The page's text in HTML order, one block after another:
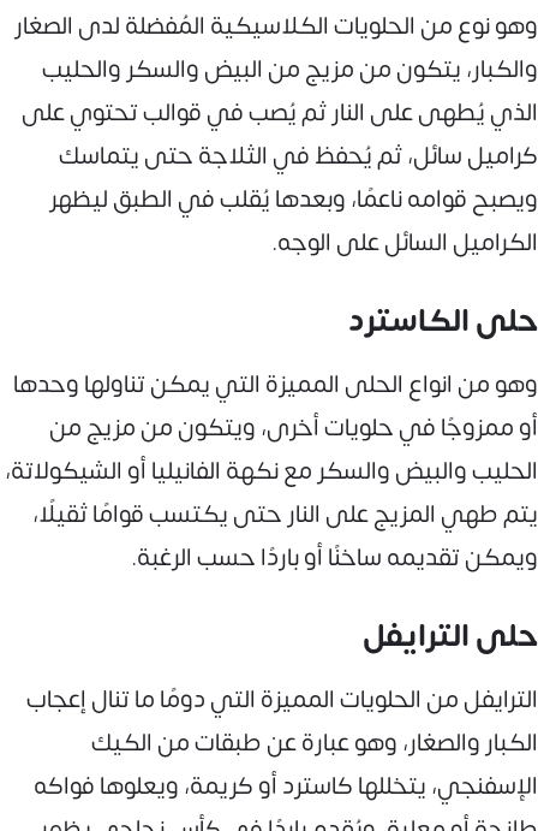
وهو نوع من الحلويات الكلاسيكية المُفضلة لدى الصغار
والكبار، يتكون من مزيج من البيض والسكر والحليب
الذي يُطهى على النار ثم يُصب في قوالب تحتوي على
كراميل سائل، ثم يُحفظ في الثلاجة حتى يتماسك
ويصبح قوامه ناعمًا، وبعدها يُقلب في الطبق ليظهر
الكراميل السائل على الوجه.
حلى الكاسترد
وهو من انواع الحلى المميزة التي يمكن تناولها وحدها
أو ممزوجًا في حلويات أخرى، ويتكون من مزيج من
الحليب والبيض والسكر مع نكهة الفانيليا أو الشيكولاتة،
يتم طهي المزيج على النار حتى يكتسب قوامًا ثقيلًا،
ويمكن تقديمه ساخنًا أو باردًا حسب الرغبة.
حلى الترايفل
الترايفل من الحلويات المميزة التي دومًا ما تنال إعجاب
الكبار والصغار، وهو عبارة عن طبقات من الكيك
الإسفنجي، يتخللها كاسترد أو كريمة، ويعلوها فواكه